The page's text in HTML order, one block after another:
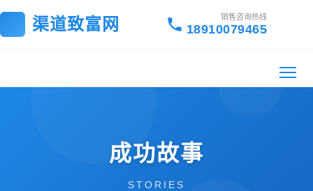
渠道致富网 销售咨询热线
18910079465
成功故事
STORIES